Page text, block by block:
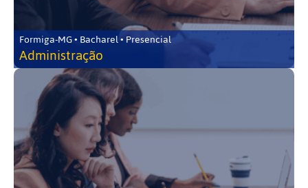
Formiga-MG • Bacharel • Presencial
Administração